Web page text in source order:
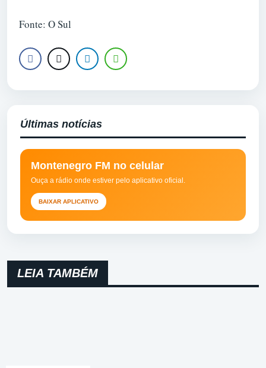
Fonte: O Sul
Últimas notícias
Montenegro FM no celular
Ouça a rádio onde estiver pelo aplicativo oficial.
BAIXAR APLICATIVO
LEIA TAMBÉM